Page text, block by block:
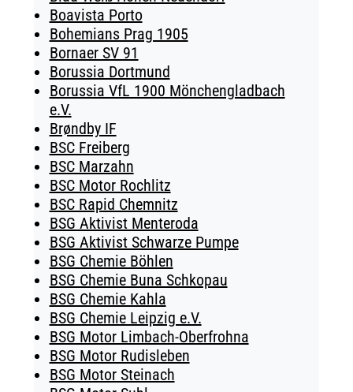
Boavista Porto
Bohemians Prag 1905
Bornaer SV 91
Borussia Dortmund
Borussia VfL 1900 Mönchengladbach
e.V.
Brøndby IF
BSC Freiberg
BSC Marzahn
BSC Motor Rochlitz
BSC Rapid Chemnitz
BSG Aktivist Menteroda
BSG Aktivist Schwarze Pumpe
BSG Chemie Böhlen
BSG Chemie Buna Schkopau
BSG Chemie Kahla
BSG Chemie Leipzig e.V.
BSG Motor Limbach-Oberfrohna
BSG Motor Rudisleben
BSG Motor Steinach